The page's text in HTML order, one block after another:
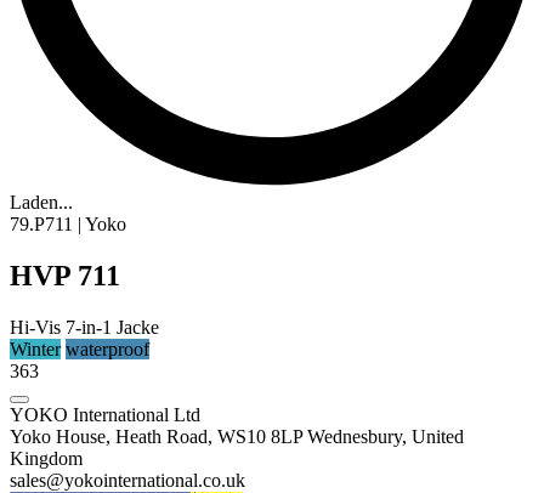
Laden...
79.P711 | Yoko
HVP 711
Hi-Vis 7-in-1 Jacke
Winter waterproof
363
YOKO International Ltd
Yoko House, Heath Road, WS10 8LP Wednesbury, United
Kingdom
sales@yokointernational.co.uk